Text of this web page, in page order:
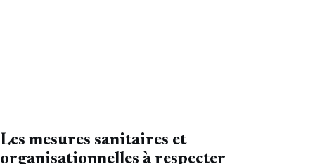
Les mesures sanitaires et
organisationnelles à respecter